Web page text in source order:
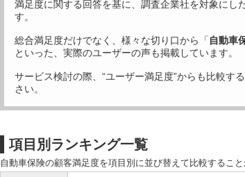
満足度に関する回答を基に、調査企業社を対象にし
す。
総合満足度だけでなく、様々な切り口から「 自動車
といった、実際のユーザーの声も掲載しています。
サービス検討の際、“ユーザー満足度”からも比較す
さい。
項目別ランキング一覧
自動車保険の顧客満足度を項目別に並び替えて比較すること